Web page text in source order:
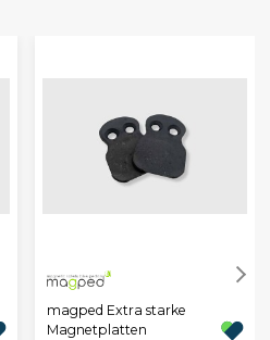
magped Extra starke
Magnetplatten